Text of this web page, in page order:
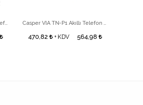
Casper VIA QS-A3316 Akıllı Telefon Adaptör Casper VIA TN-P1 Akıllı Telefon Adaptör
470,82 + KDV 564,98